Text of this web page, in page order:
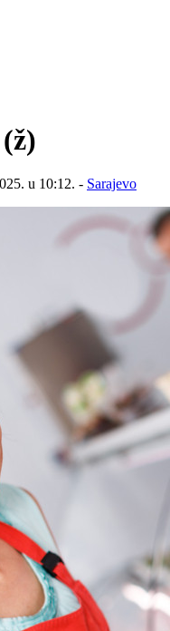
u 10:12. - Sarajevo